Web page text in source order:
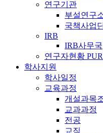
연구기관
부설연구
국책사업
IRB
IRB사무국
연구자현황
학사지원
학사일정
교육과정
개설과목
교과과정
전공
교직